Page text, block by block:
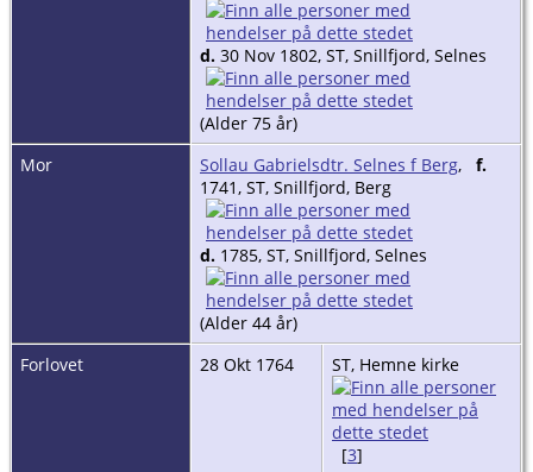
d. 30 Nov 1802, ST, Snillfjord, Selnes
(Alder 75 år)
Mor
Sollau Gabrielsdtr. Selnes f Berg, f.
1741, ST, Snillfjord, Berg
d. 1785, ST, Snillfjord, Selnes
(Alder 44 år)
Forlovet
28 Okt 1764 ST, Hemne kirke
[3]